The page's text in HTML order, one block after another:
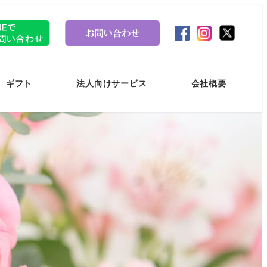
ギフト 法人向けサービス 会社概要